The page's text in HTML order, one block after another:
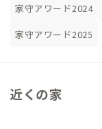
家守アワード2024
家守アワード2025
近くの家